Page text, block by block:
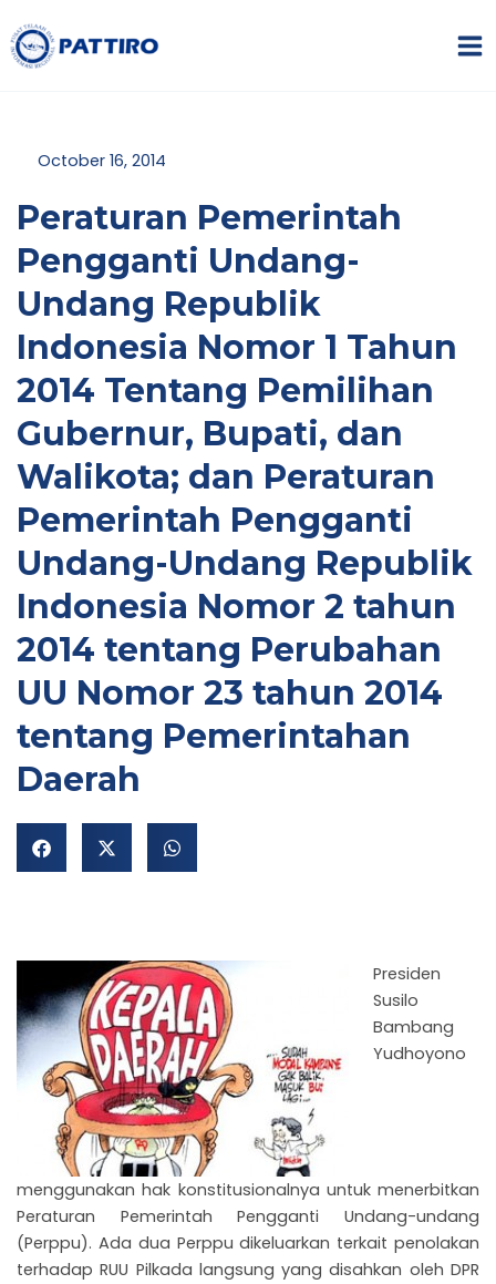
ke
konten
October 16, 2014
Peraturan Pemerintah
Pengganti Undang-
Undang Republik
Indonesia Nomor 1 Tahun
2014 Tentang Pemilihan
Gubernur, Bupati, dan
Walikota; dan Peraturan
Pemerintah Pengganti
Undang-Undang Republik
Indonesia Nomor 2 tahun
2014 tentang Perubahan
UU Nomor 23 tahun 2014
tentang Pemerintahan
Daerah
Presiden
Susilo
Bambang
Yudhoyono
menggunakan hak konstitusionalnya untuk menerbitkan
Peraturan Pemerintah Pengganti Undang-undang
(Perppu). Ada dua Perppu dikeluarkan terkait penolakan
terhadap RUU Pilkada langsung yang disahkan oleh DPR